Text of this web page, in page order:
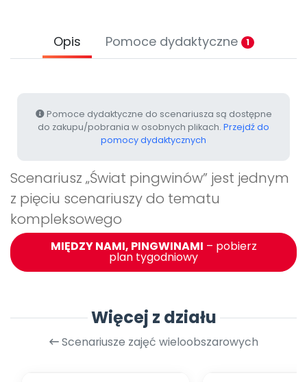
Pomoc
Opis Pomoce dydaktyczne 1
Pomoce dydaktyczne do scenariusza są dostępne
do zakupu/pobrania w osobnych plikach. Przejdź do
pomocy dydaktycznych
Scenariusz „Świat pingwinów” jest jednym
z pięciu scenariuszy do tematu
kompleksowego
MIĘDZY NAMI, PINGWINAMI – pobierz
plan tygodniowy
Więcej z działu
Scenariusze zajęć wieloobszarowych